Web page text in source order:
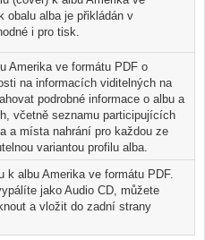
obalu alba je přikládán v
i pro tisk.
Amerika ve formátu PDF o
na informacích viditelných na
podrobné informace o albu a
včetně seznamu participujících
a místa nahrání pro každou ze
variantou profilu alba.
k albu Amerika ve formátu PDF.
jako Audio CD, můžete
a vložit do zadní strany